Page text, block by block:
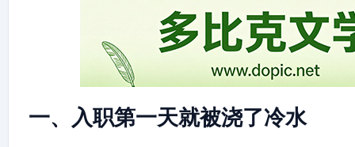
一、入职第一天就被浇了冷水